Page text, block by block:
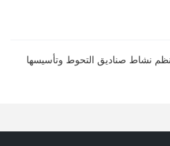
تنظم نشاط صناديق التحوط وتأسيسها